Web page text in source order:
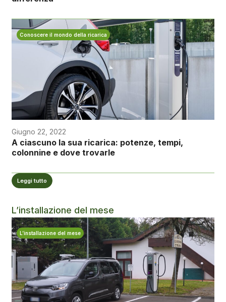
Conoscere il mondo della ricarica
Giugno 22, 2022
A ciascuno la sua ricarica: potenze, tempi,
colonnine e dove trovarle
Leggi tutto
L’installazione del mese
L’installazione del mese